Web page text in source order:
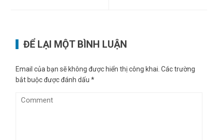
ĐỂ LẠI MỘT BÌNH LUẬN
Email của bạn sẽ không được hiển thị công khai. Các trường
bắt buộc được đánh dấu*